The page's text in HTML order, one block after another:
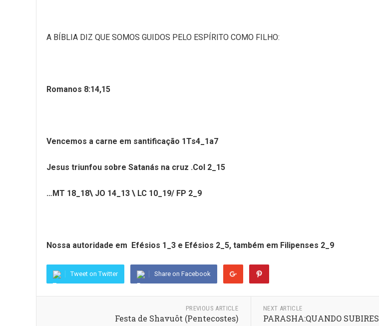
A BÍBLIA DIZ QUE SOMOS GUIDOS PELO ESPÍRITO COMO FILHO:
Romanos 8:14,15
Vencemos a carne em santificação 1Ts4_1a7
Jesus triunfou sobre Satanás na cruz .Col 2_15
…MT 18_18\ JO 14_13 \ LC 10_19/ FP 2_9
Nossa autoridade em Efésios 1_3 e Efésios 2_5, também em Filipenses 2_9
Tweet on Twitter Share on Facebook
PREVIOUS ARTICLE
Festa de Shavuôt (Pentecostes)
NEXT ARTICLE
PARASHA:QUANDO SUBIRES